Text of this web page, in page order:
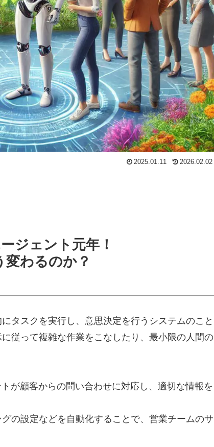
2025.01.11 2026.02.02
ジェント元年！
変わるのか？
タスクを実行し、意思決定を行うシステムのこと
従って複雑な作業をこなしたり、最小限の人間の
が顧客からの問い合わせに対応し、適切な情報を
の設定などを自動化することで、営業チームのサ